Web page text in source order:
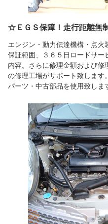
☆ＥＧＳ保障！走行距離無
エンジン・動力伝達機構・点
保証範囲、３６５日ロードサ
内容。さらに修理金額および
の修理工場がサポート致しま
パーツ・中古部品を使用致しま